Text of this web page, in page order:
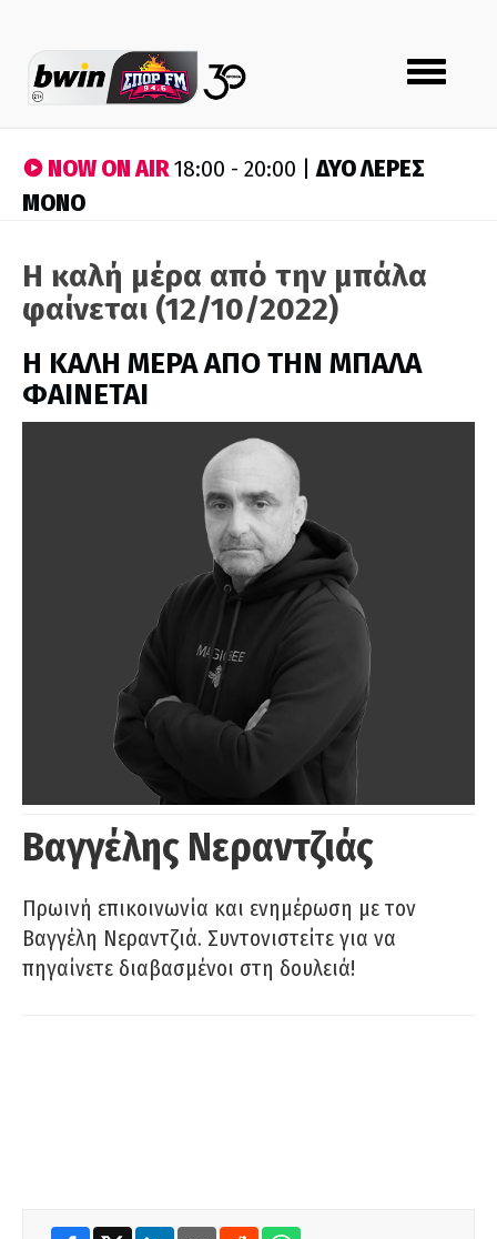
Toggle
navigation
NOW ON AIR18:00 - 20:00 |ΔΥΟ ΛΕΡΕΣ
ΜΟΝΟ
Η καλή μέρα από την μπάλα
φαίνεται (12/10/2022)
H ΚΑΛΗ ΜΕΡΑ ΑΠΟ ΤΗΝ ΜΠΑΛΑ
ΦΑΙΝΕΤΑΙ
Βαγγέλης Νεραντζιάς
Πρωινή επικοινωνία και ενημέρωση με τον
Βαγγέλη Νεραντζιά. Συντονιστείτε για να
πηγαίνετε διαβασμένοι στη δουλειά!